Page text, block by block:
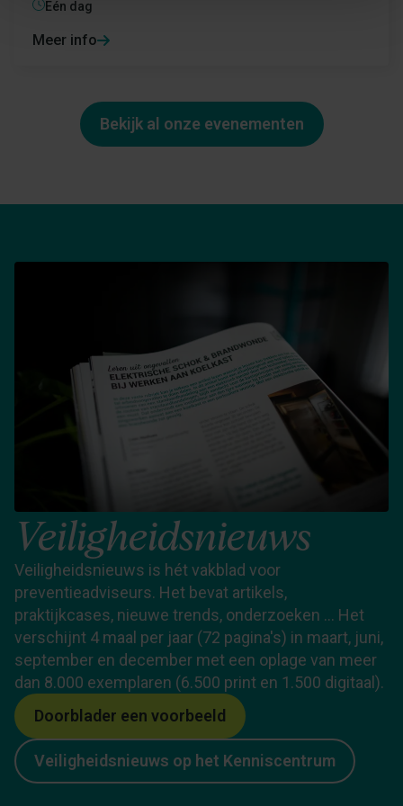
Eén dag
Meer info
Bekijk al onze evenementen
Veiligheidsnieuws
Veiligheidsnieuws is hét vakblad voor
preventieadviseurs. Het bevat artikels,
praktijkcases, nieuwe trends, onderzoeken … Het
verschijnt 4 maal per jaar (72 pagina's) in maart, juni,
september en december met een oplage van meer
dan 8.000 exemplaren (6.500 print en 1.500 digitaal).
Doorblader een voorbeeld
Veiligheidsnieuws op het Kenniscentrum